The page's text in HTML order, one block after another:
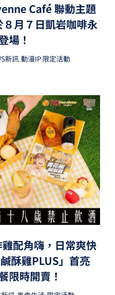
Café 聯動主題
月７日凱岩咖啡永
場！
新訊,動漫IP,限定活動
配角嗨，日常爽快
酥雞PLUS」首亮
限時開賣！